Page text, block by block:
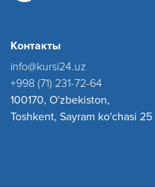
Контакты
info@kursi24.uz
+998 (71) 231-72-64
100170, O'zbekiston,
Toshkent, Sayram ko'chasi 25